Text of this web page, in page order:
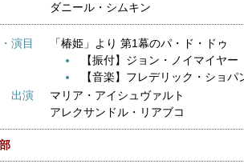
ダニール・シムキン
演目
「椿姫」より 第1幕のパ・ド・
【振付】ジョン・ノイマイヤー
【音楽】フレデリック・ショパ
出演
マリア・アイシュヴァルト
アレクサンドル・リアブコ